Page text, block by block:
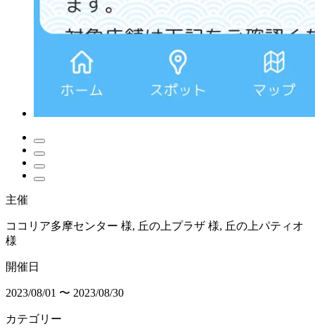
主催
ココリア多摩センター 様, 丘の上プラザ 様, 丘の上パティオ
様
開催日
2023/08/01 〜 2023/08/30
カテゴリー